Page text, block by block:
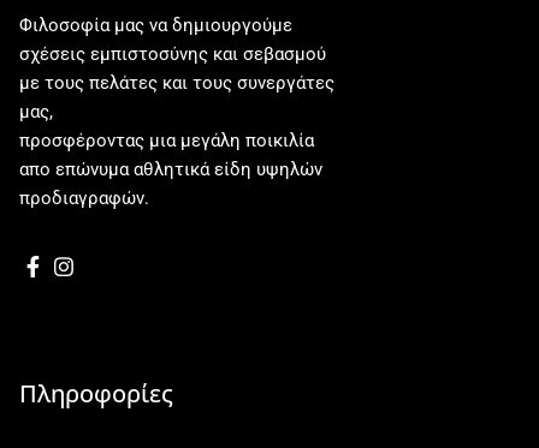
Φιλοσοφία μας να δημιουργούμε
σχέσεις εμπιστοσύνης και σεβασμού
με τους πελάτες και τους συνεργάτες
μας,
προσφέροντας μια μεγάλη ποικιλία
απο επώνυμα αθλητικά είδη υψηλών
προδιαγραφών.
Πληροφορίες